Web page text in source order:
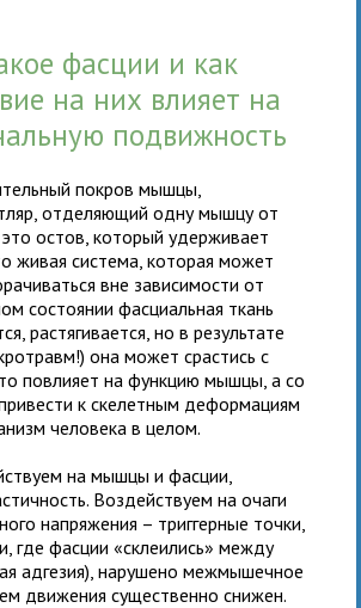
фасции и как
на них влияет на
подвижность
покров мышцы,
отделяющий одну мышцу от
остов, который удерживает
живая система, которая может
вне зависимости от
состоянии фасциальная ткань
растягивается, но в результате
она может срастись с
повлияет на функцию мышцы, а со
к скелетным деформациям
человека в целом.
на мышцы и фасции,
Воздействуем на очаги
напряжения – триггерные точки,
где фасции «склеились» между
адгезия), нарушено межмышечное
движения существенно снижен.